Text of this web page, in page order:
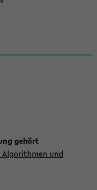
Algorithmen und